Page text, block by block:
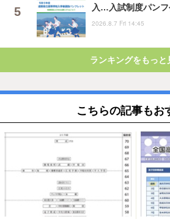
入…入試制度パン
2026.8.7 Fri 14:45
ランキングをもっと
こちらの記事もお